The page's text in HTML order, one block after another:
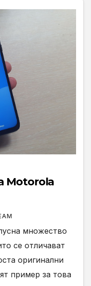
Motorola
множество
се отличават
оригинални
пример за това